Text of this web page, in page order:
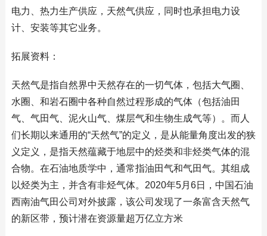
电力、热力生产供应，天然气供应，同时也承担电力设
计、安装等其它业务。
拓展资料：
天然气是指自然界中天然存在的一切气体，包括大气圈、
水圈、和岩石圈中各种自然过程形成的气体（包括油田
气、气田气、泥火山气、煤层气和生物生成气等）。而人
们长期以来通用的“天然气”的定义，是从能量角度出发的狭
义定义，是指天然蕴藏于地层中的烃类和非烃类气体的混
合物。在石油地质学中，通常指油田气和气田气。其组成
以烃类为主，并含有非烃气体。2020年5月6日，中国石油
西南油气田公司对外披露，该公司发现了一条富含天然气
的新区带，预计潜在资源量超万亿立方米